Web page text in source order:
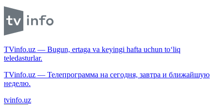
TVinfo.uz — Bugun, ertaga va keyingi hafta uchun to‘liq
teledasturlar.
TVinfo.uz — Телепрограмма на сегодня, завтра и ближайшую
неделю.
tvinfo.uz